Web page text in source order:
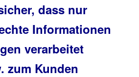
dass nur
Informationen
verarbeitet
zum Kunden